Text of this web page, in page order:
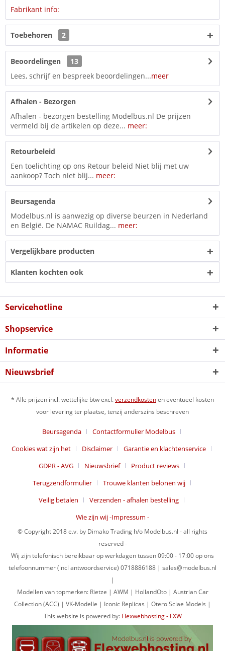
Fabrikant info:
Toebehoren 2
Beoordelingen
13
Lees, schrijf en bespreek beoordelingen...meer
Afhalen - Bezorgen
Afhalen - bezorgen bestelling Modelbus.nl De prijzen
vermeld bij de artikelen op deze... meer:
Retourbeleid
Een toelichting op ons Retour beleid Niet blij met uw
aankoop? Toch niet blij... meer:
Beursagenda
Modelbus.nl is aanwezig op diverse beurzen in Nederland
en België. De NAMAC Ruildag... meer:
Vergelijkbare producten
Klanten kochten ook
Servicehotline
Shopservice
Informatie
Nieuwsbrief
* Alle prijzen incl. wettelijke btw excl.verzendkostenen eventueel kosten
voor levering ter plaatse, tenzij anderszins beschreven
Beursagenda
Contactformulier Modelbus
Cookies wat zijn het
Disclaimer
Garantie en klachtenservice
GDPR - AVG
Nieuwsbrief
Product reviews
Terugzendformulier
Trouwe klanten belonen wij
Veilig betalen
Verzenden - afhalen bestelling
Wie zijn wij -Impressum -
© Copyright 2018 e.v. by Dimako Trading h/o Modelbus.nl - all rights
reserved -
Wij zijn telefonisch bereikbaar op werkdagen tussen 09:00 - 17:00 op ons
telefoonnummer (incl antwoordservice) 0718886188 | sales@modelbus.nl
|
Modellen van topmerken: Rietze | AWM | HollandOto | Austrian Car
Collection (ACC) | VK-Modelle | Iconic Replicas | Otero Sclae Models |
This website is powered by: Flexwebhosting - FXW